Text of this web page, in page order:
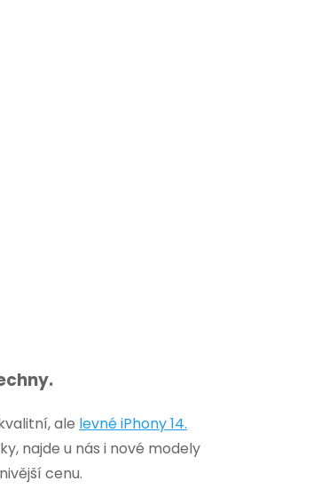
ale levnéiPhony 14.
najde u nás i nové modely
cenu.